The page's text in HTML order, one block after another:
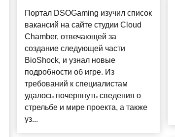
Портал DSOGaming изучил список
вакансий на сайте студии Cloud
Chamber, отвечающей за
создание следующей части
BioShock, и узнал новые
подробности об игре. Из
требований к специалистам
удалось почерпнуть сведения о
стрельбе и мире проекта, а также
уз...